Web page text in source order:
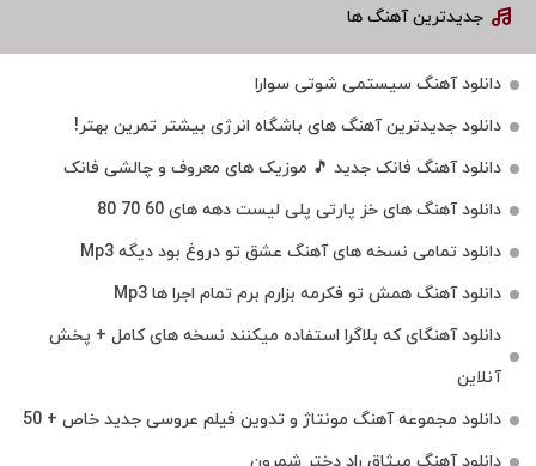
جدیدترین آهنگ ها
دانلود آهنگ سیستمی شوتی سوارا
دانلود جدیدترین آهنگ‌ های باشگاه انرژی بیشتر تمرین بهتر!
دانلود آهنگ فانک جدید 🎵 موزیک‌ های معروف و چالشی فانک
دانلود آهنگ های خز پارتی پلی لیست دهه های 60 70 80
دانلود تمامی نسخه های آهنگ عشق تو دروغ بود دیگه Mp3
دانلود آهنگ همش تو فکرمه بزارم برم تمام اجرا ها Mp3
دانلود آهنگای که بلاگرا استفاده میکنند نسخه های کامل + پخش
آنلاین
دانلود مجموعه آهنگ مونتاژ و تدوین فیلم عروسی جدید خاص + 50